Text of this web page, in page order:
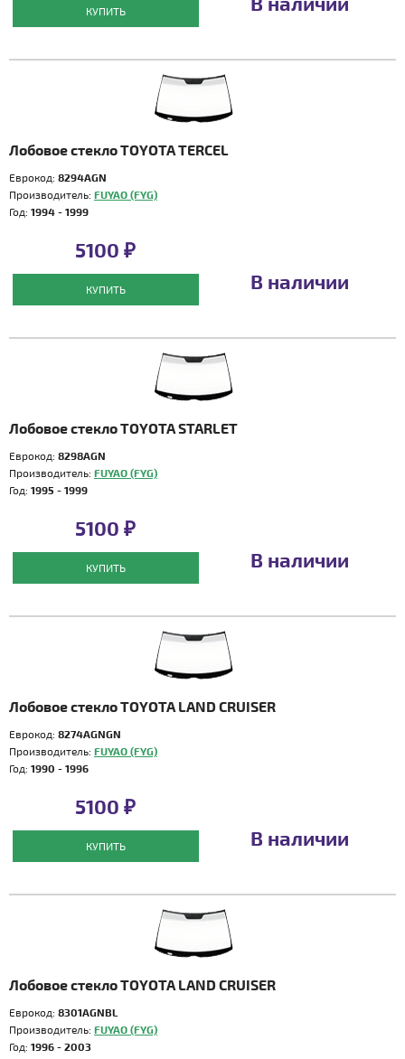
КУПИТЬ
Лобовое стекло TOYOTA TERCEL
Еврокод: 8294AGN
Производитель: FUYAO (FYG)
Год: 1994 - 1999
5100 ₽
КУПИТЬ В наличии
Лобовое стекло TOYOTA STARLET
Еврокод: 8298AGN
Производитель: FUYAO (FYG)
Год: 1995 - 1999
5100 ₽
КУПИТЬ В наличии
Лобовое стекло TOYOTA LAND CRUISER
Еврокод: 8274AGNGN
Производитель: FUYAO (FYG)
Год: 1990 - 1996
5100 ₽
КУПИТЬ В наличии
Лобовое стекло TOYOTA LAND CRUISER
Еврокод: 8301AGNBL
Производитель: FUYAO (FYG)
Год: 1996 - 2003